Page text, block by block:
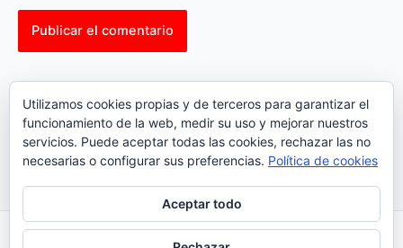
comment data is processed.
Política Cookies| Política Privacidad
Utilizamos cookies propias y de terceros para garantizar el
funcionamiento de la web, medir su uso y mejorar nuestros
servicios. Puede aceptar todas las cookies, rechazar las no
necesarias o configurar sus preferencias. Política de cookies
Aceptar todo